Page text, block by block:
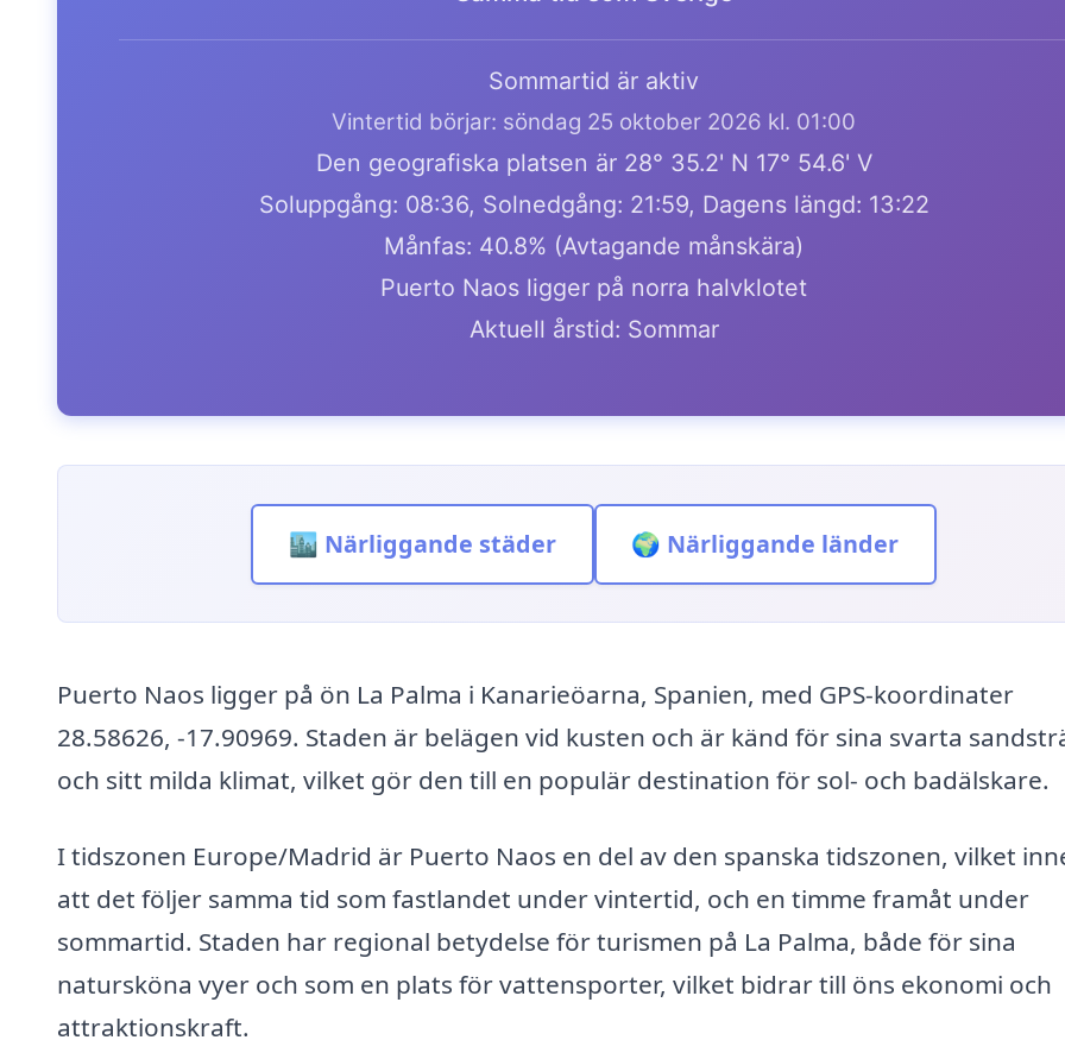
Sommartid är aktiv
Vintertid börjar: söndag 25 oktober 2026 kl. 01:00
Den geografiska platsen är 28° 35.2' N 17° 54.6' V
Soluppgång: 08:36, Solnedgång: 21:59, Dagens längd: 13:22
Månfas: 40.8% (Avtagande månskära)
Puerto Naos ligger på norra halvklotet
Aktuell årstid: Sommar
🏙️ Närliggande städer 🌍 Närliggande länder
Puerto Naos ligger på ön La Palma i Kanarieöarna, Spanien, med GPS-koordinater
28.58626, -17.90969. Staden är belägen vid kusten och är känd för sina svarta
och sitt milda klimat, vilket gör den till en populär destination för sol- och badälskare.
I tidszonen Europe/Madrid är Puerto Naos en del av den spanska tidszonen, vilket
att det följer samma tid som fastlandet under vintertid, och en timme framåt under
sommartid. Staden har regional betydelse för turismen på La Palma, både för sina
natursköna vyer och som en plats för vattensporter, vilket bidrar till öns ekonomi och
attraktionskraft.